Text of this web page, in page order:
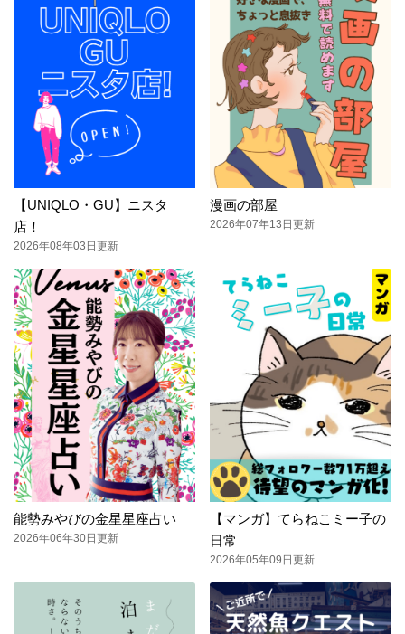
【UNIQLO・GU】ニスタ
店！
2026年08年03日更新
漫画の部屋
2026年07年13日更新
能勢みやびの金星星座占い
2026年06年30日更新
【マンガ】てらねこミー子の
日常
2026年05年09日更新